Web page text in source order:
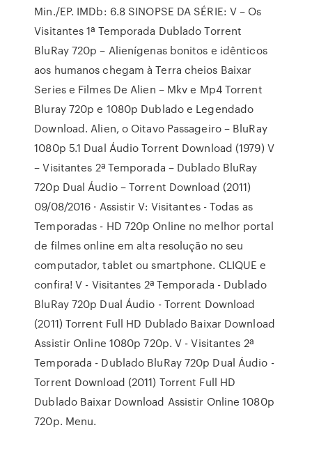
Min./EP. IMDb: 6.8 SINOPSE DA SÉRIE: V – Os
Visitantes 1ª Temporada Dublado Torrent
BluRay 720p – Alienígenas bonitos e idênticos
aos humanos chegam à Terra cheios Baixar
Series e Filmes De Alien – Mkv e Mp4 Torrent
Bluray 720p e 1080p Dublado e Legendado
Download. Alien, o Oitavo Passageiro – BluRay
1080p 5.1 Dual Áudio Torrent Download (1979) V
– Visitantes 2ª Temporada – Dublado BluRay
720p Dual Áudio – Torrent Download (2011)
09/08/2016 · Assistir V: Visitantes - Todas as
Temporadas - HD 720p Online no melhor portal
de filmes online em alta resolução no seu
computador, tablet ou smartphone. CLIQUE e
confira! V - Visitantes 2ª Temporada - Dublado
BluRay 720p Dual Áudio - Torrent Download
(2011) Torrent Full HD Dublado Baixar Download
Assistir Online 1080p 720p. V - Visitantes 2ª
Temporada - Dublado BluRay 720p Dual Áudio -
Torrent Download (2011) Torrent Full HD
Dublado Baixar Download Assistir Online 1080p
720p. Menu.